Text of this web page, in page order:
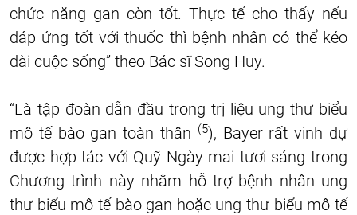
chức năng gan còn tốt. Thực tế cho thấy nếu
đáp ứng tốt với thuốc thì bệnh nhân có thể kéo
dài cuộc sống” theo Bác sĩ Song Huy.
“Là tập đoàn dẫn đầu trong trị liệu ung thư biểu
mô tế bào gan toàn thân (5), Bayer rất vinh dự
được hợp tác với Quỹ Ngày mai tươi sáng trong
Chương trình này nhằm hỗ trợ bệnh nhân ung
thư biểu mô tế bào gan hoặc ung thư biểu mô tế